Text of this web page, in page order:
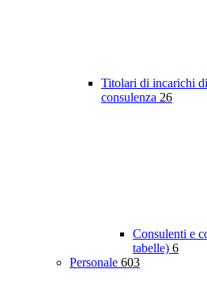
Titolari di incarichi
consulenza 26
Consulenti e
tabelle) 6
Personale 603